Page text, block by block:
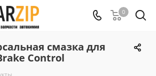
0
смазка для
Control